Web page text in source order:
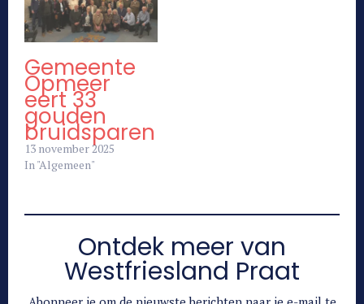
Gemeente
Opmeer
eert 33
gouden
bruidsparen
13 november 2025
In "Algemeen"
Ontdek meer van
Westfriesland Praat